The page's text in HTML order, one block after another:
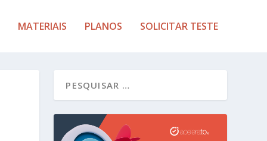
MATERIAIS PLANOS SOLICITAR TESTE